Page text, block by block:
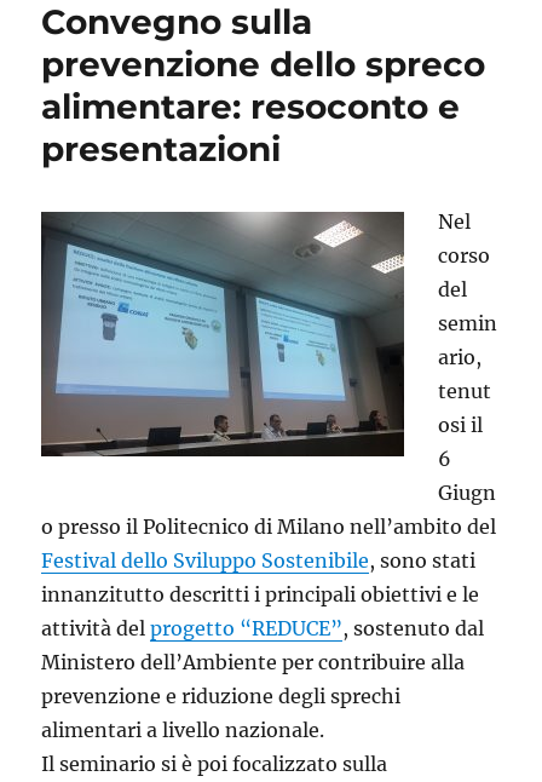
Convegno sulla
prevenzione dello spreco
alimentare: resoconto e
presentazioni
Nel
corso
del
semin
ario,
tenut
osi il
6
Giugn
o presso il Politecnico di Milano nell’ambito del
Festival dello Sviluppo Sostenibile, sono stati
innanzitutto descritti i principali obiettivi e le
attività delprogetto “REDUCE”, sostenuto dal
Ministero dell’Ambiente per contribuire alla
prevenzione e riduzione degli sprechi
alimentari a livello nazionale.
Il seminario si è poi focalizzato sulla